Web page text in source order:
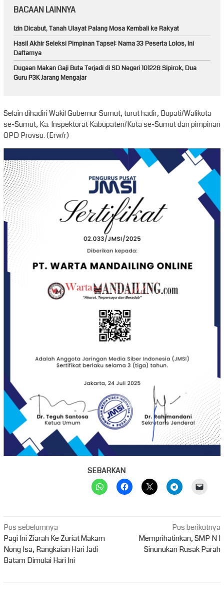
BACAAN LAINNYA
Izin Dicabut, Tanah Ulayat Palang Mosa Kembali ke Rakyat
Hasil Akhir Seleksi Pimpinan Tapsel: Nama 33 Peserta Lolos, Ini
Daftarnya
Dugaan Makan Gaji Buta Terjadi di SD Negeri 101228 Sipirok, Dua
Guru P3K Jarang Mengajar
Selain dihadiri Wakil Gubernur Sumut, turut hadir, Bupati/Walikota
se-Sumut, Ka. Inspektorat Kabupaten/Kota se-Sumut dan pimpinan
OPD Provsu. (Erw/r)
SEBARKAN
Navigasi
pos
Pos sebelumnya
Pagi Ini Ziarah Ke Zuriat Makam
Nong Isa, Rangkaian Hari Jadi
Batam Dimulai Hari Ini
Pos berikutnya
Memprihatinkan, SMP N 1
Sinunukan Rusak Parah